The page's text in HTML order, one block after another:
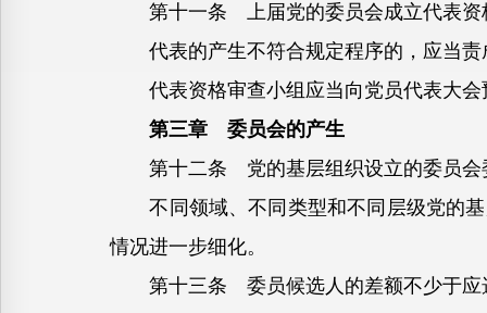
第十一条 上届党的委员会成立代表资
代表的产生不符合规定程序的，应当责
代表资格审查小组应当向党员代表大会
第三章 委员会的产生
第十二条 党的基层组织设立的委员会委
不同领域、不同类型和不同层级党的基
情况进一步细化。
第十三条 委员候选人的差额不少于应